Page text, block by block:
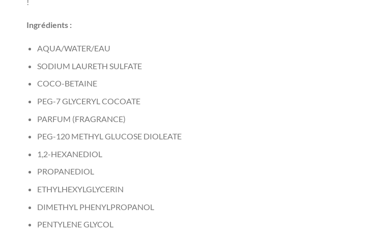
Ingrédients :
AQUA/WATER/EAU
SODIUM LAURETH SULFATE
COCO-BETAINE
PEG-7 GLYCERYL COCOATE
PARFUM (FRAGRANCE)
PEG-120 METHYL GLUCOSE DIOLEATE
1,2-HEXANEDIOL
PROPANEDIOL
ETHYLHEXYLGLYCERIN
DIMETHYL PHENYLPROPANOL
PENTYLENE GLYCOL